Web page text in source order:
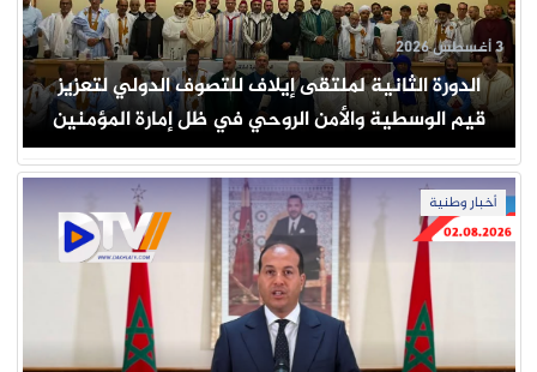
الدورة الثانية لملتقى إيلاف للتصوف الدولي لتعزيز
قيم الوسطية والأمن الروحي في ظل إمارة المؤمنين
3 أغسطس 2026
أخبار وطنية